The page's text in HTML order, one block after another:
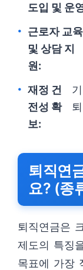
도입 및 운
근로자 교육
및 상담 지
원:
재정 건
전성 확
보:
퇴직연
요? (종
퇴직연금은
제도의 특징
목표에 가장